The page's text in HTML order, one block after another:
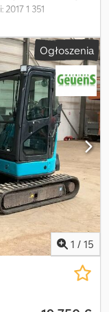
1 351
skarpowa 100 cm,
hydraulika. Helmut
i wyposażenie na
syndyków masy
posiadają Państwo
lub likwidacją
Dwsdpfjzaa Iaox
oraz szeroką
nie muszą się
Ogłoszenia
1 / 15